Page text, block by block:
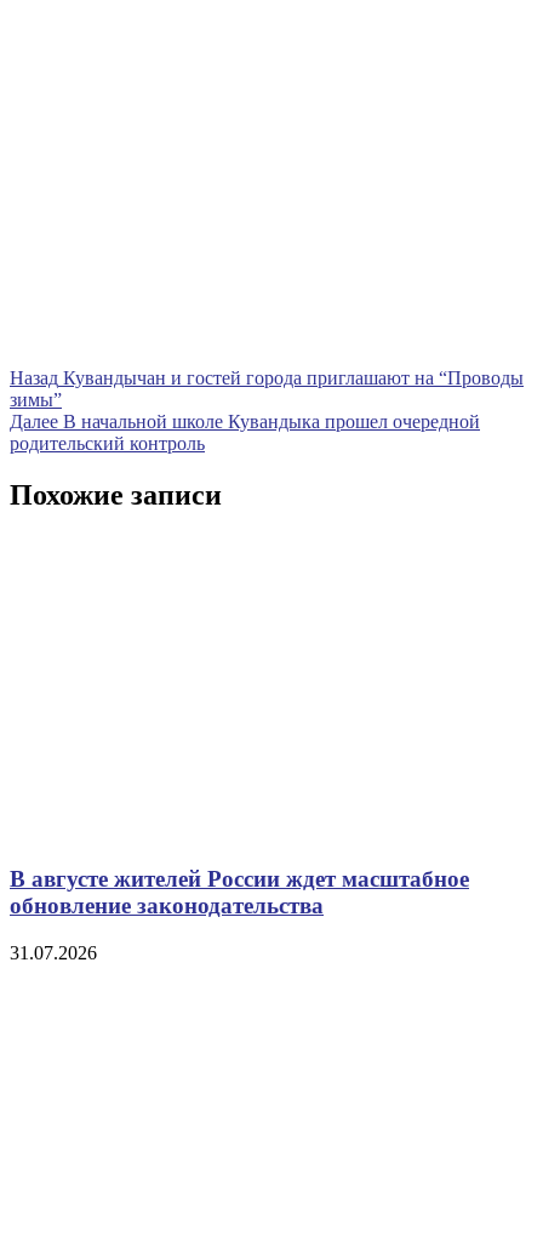
Навигация
по
записям
Назад Предыдущая
Кувандычан и гостей города приглашают на “Проводы
зимы”
Далее Следующая
запись
В начальной школе Кувандыка прошел очередной
родительский контроль
Похожие записи
В августе жителей России ждет масштабное
обновление законодательства
31.07.2026